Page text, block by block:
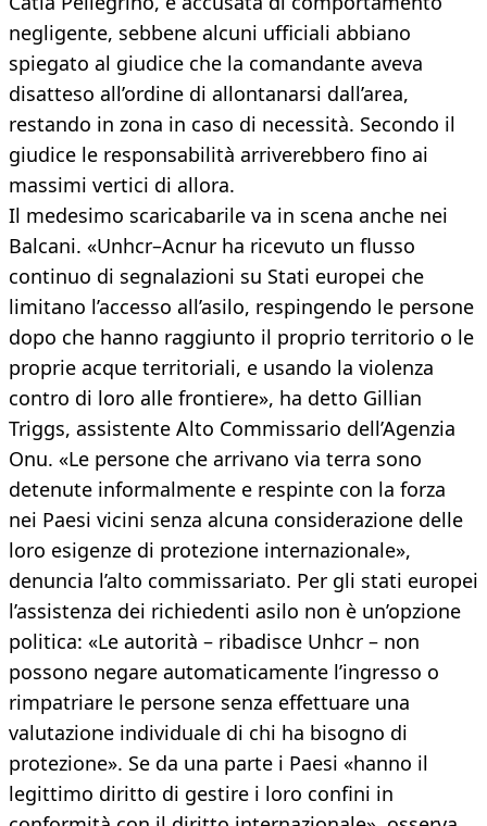
negligente, sebbene alcuni ufficiali abbiano
spiegato al giudice che la comandante aveva
disatteso all’ordine di allontanarsi dall’area,
restando in zona in caso di necessità. Secondo il
giudice le responsabilità arriverebbero fino ai
massimi vertici di allora.
Il medesimo scaricabarile va in scena anche nei
Balcani. «Unhcr–Acnur ha ricevuto un flusso
continuo di segnalazioni su Stati europei che
limitano l’accesso all’asilo, respingendo le persone
dopo che hanno raggiunto il proprio territorio o le
proprie acque territoriali, e usando la violenza
contro di loro alle frontiere», ha detto Gillian
Triggs, assistente Alto Commissario dell’Agenzia
Onu. «Le persone che arrivano via terra sono
detenute informalmente e respinte con la forza
nei Paesi vicini senza alcuna considerazione delle
loro esigenze di protezione internazionale»,
denuncia l’alto commissariato. Per gli stati europei
l’assistenza dei richiedenti asilo non è un’opzione
politica: «Le autorità – ribadisce Unhcr – non
possono negare automaticamente l’ingresso o
rimpatriare le persone senza effettuare una
valutazione individuale di chi ha bisogno di
protezione». Se da una parte i Paesi «hanno il
legittimo diritto di gestire i loro confini in